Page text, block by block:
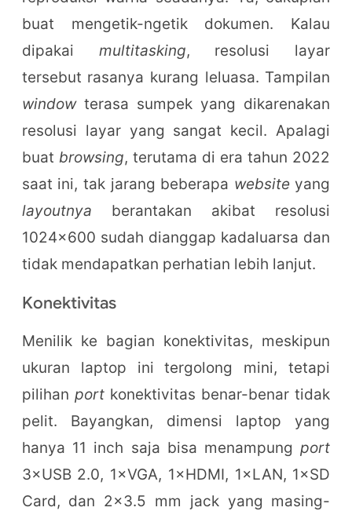
buat mengetik-ngetik dokumen. Kalau
dipakai multitasking, resolusi layar
tersebut rasanya kurang leluasa. Tampilan
window terasa sumpek yang dikarenakan
resolusi layar yang sangat kecil. Apalagi
buat browsing, terutama di era tahun 2022
saat ini, tak jarang beberapa website yang
layoutnya berantakan akibat resolusi
1024x600 sudah dianggap kadaluarsa dan
tidak mendapatkan perhatian lebih lanjut.
Konektivitas
Menilik ke bagian konektivitas, meskipun
ukuran laptop ini tergolong mini, tetapi
pilihan port konektivitas benar-benar tidak
pelit. Bayangkan, dimensi laptop yang
hanya 11 inch saja bisa menampungport
3×USB 2.0, 1×VGA, 1×HDMI, 1×LAN, 1×SD
Card, dan 2×3.5 mm jack yang masing-